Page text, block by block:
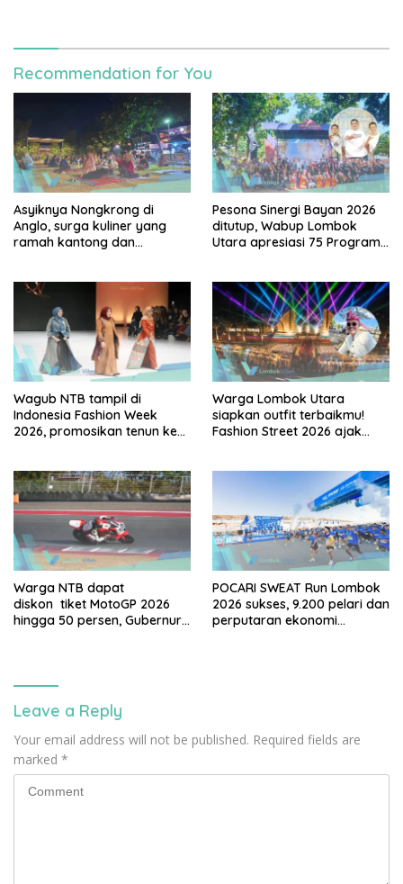
Recommendation for You
Asyiknya Nongkrong di
Anglo, surga kuliner yang
ramah kantong dan
Pesona Sinergi Bayan 2026
ditutup, Wabup Lombok
Utara apresiasi 75 Program
Wagub NTB tampil di
Indonesia Fashion Week
2026, promosikan tenun ke
Warga Lombok Utara
siapkan outfit terbaikmu!
Fashion Street 2026 ajak
Warga NTB dapat
diskon tiket MotoGP 2026
hingga 50 persen, Gubernur
POCARI SWEAT Run Lombok
2026 sukses, 9.200 pelari dan
perputaran ekonomi
Leave a Reply
Your email address will not be published. Required fields are
marked *